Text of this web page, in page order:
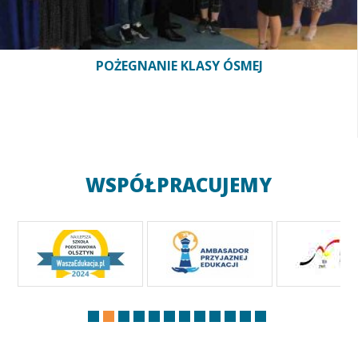
POŻEGNANIE KLASY ÓSMEJ
WSPÓŁPRACUJEMY